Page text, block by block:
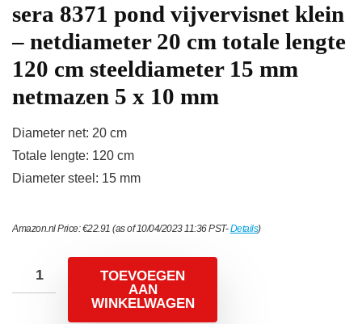
sera 8371 pond vijvervisnet klein
– netdiameter 20 cm totale lengte
120 cm steeldiameter 15 mm
netmazen 5 x 10 mm
Diameter net: 20 cm
Totale lengte: 120 cm
Diameter steel: 15 mm
Amazon.nl Price:€22.91 (as of 10/04/2023 11:36 PST-Details)
TOEVOEGEN
AAN
WINKELWAGEN